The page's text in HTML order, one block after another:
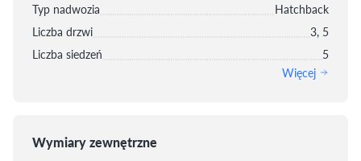
Typ nadwozia
Hatchback
Liczba drzwi
3, 5
Liczba siedzeń
5
Więcej
Wymiary zewnętrzne